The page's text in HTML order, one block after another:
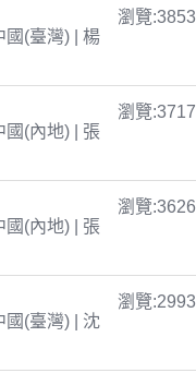
瀏覽:3853
國(臺灣) | 楊
瀏覽:3717
國(內地) | 張
瀏覽:3626
國(內地) | 張
瀏覽:2993
國(臺灣) | 沈